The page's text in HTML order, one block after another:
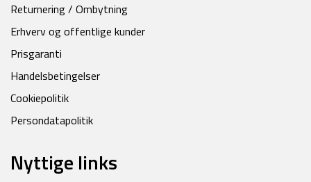
Returnering / Ombytning
Erhverv og offentlige kunder
Prisgaranti
Handelsbetingelser
Cookiepolitik
Persondatapolitik
Nyttige links